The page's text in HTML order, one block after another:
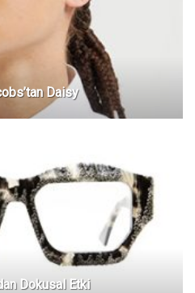
Daisy
Dokusal Etki